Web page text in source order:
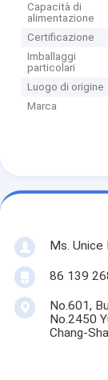
Capacità di
alimentazione
Certificazione
Imballaggi
particolari
Luogo di origine
Marca
Ms. Unice
86 139
No.601,
No.2450
Chang-